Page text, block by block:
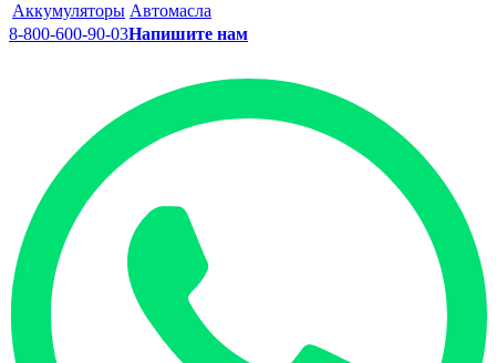
Аккумуляторы Автомасла
8-800-600-90-03Напишите нам